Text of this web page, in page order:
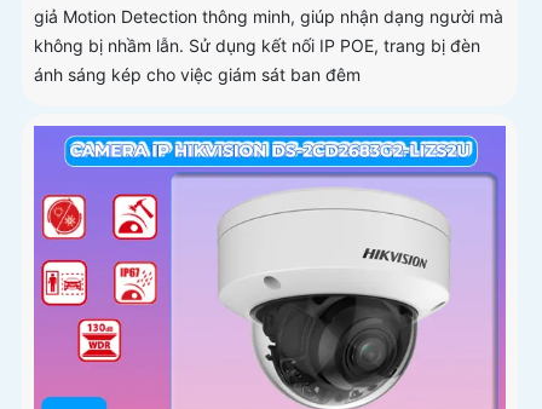
giả Motion Detection thông minh, giúp nhận dạng người mà
không bị nhầm lẫn. Sử dụng kết nối IP POE, trang bị đèn
ánh sáng kép cho việc giám sát ban đêm